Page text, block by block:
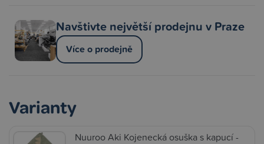
Navštivte největší prodejnu v Praze
Více o prodejně
Varianty
Nuuroo Aki Kojenecká osuška s kapucí -